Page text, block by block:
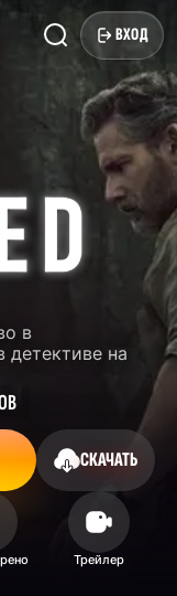
ВХОД
в
детективе на
СКАЧАТЬ